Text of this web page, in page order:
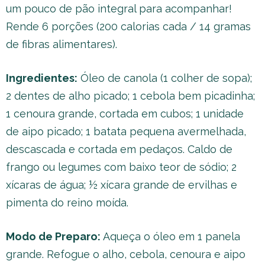
um pouco de pão integral para acompanhar!
Rende 6 porções (200 calorias cada / 14 gramas
de fibras alimentares).
Ingredientes: Óleo de canola (1 colher de sopa);
2 dentes de alho picado; 1 cebola bem picadinha;
1 cenoura grande, cortada em cubos; 1 unidade
de aipo picado; 1 batata pequena avermelhada,
descascada e cortada em pedaços. Caldo de
frango ou legumes com baixo teor de sódio; 2
xícaras de água; ½ xícara grande de ervilhas e
pimenta do reino moída.
Modo de Preparo: Aqueça o óleo em 1 panela
grande. Refogue o alho, cebola, cenoura e aipo